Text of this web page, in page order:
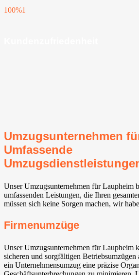
100%1
Umzugsunternehmen
Umfassende
Unser Umzugsunternehmen für Laupheim
umfassenden Leistungen, die Ihren
müssen sich keine Sorgen machen, wir
Firmenumzüge
Unser Umzugsunternehmen für Laupheim
sicheren und sorgfältigen Betriebsumzügen
ein Unternehmensumzug eine präzise